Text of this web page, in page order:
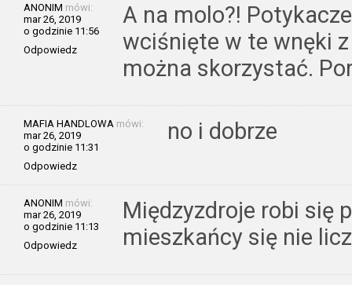
ANONIM mówi:
mar 26, 2019
o godzinie 11:56
Odpowiedz
A na molo?!
wciśnięte w te wnęki
można skorzystać.
MAFIA HANDLOWA mówi:
mar 26, 2019
o godzinie 11:31
Odpowiedz
no i dobrze
ANONIM mówi:
mar 26, 2019
o godzinie 11:13
Odpowiedz
Międzyzdroje robi się
mieszkańcy się nie